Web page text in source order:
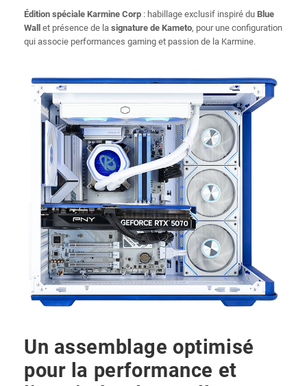
Édition spéciale Karmine Corp : habillage exclusif inspiré du Blue
Wall et présence de la signature de Kameto, pour une configuration
qui associe performances gaming et passion de la Karmine.
Un assemblage optimisé
pour la performance et